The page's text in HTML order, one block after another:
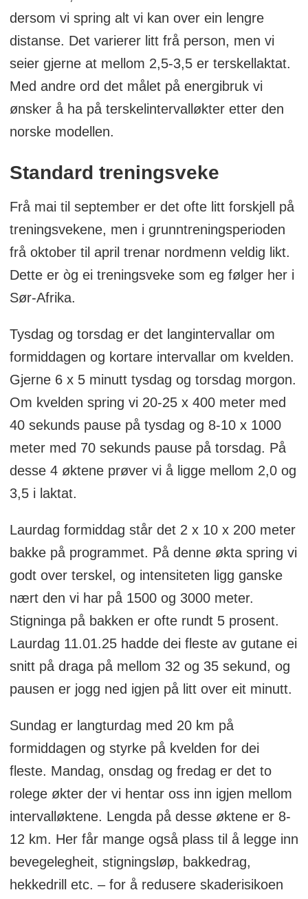
dersom vi spring alt vi kan over ein lengre
distanse. Det varierer litt frå person, men vi
seier gjerne at mellom 2,5-3,5 er terskellaktat.
Med andre ord det målet på energibruk vi
ønsker å ha på terskelintervalløkter etter den
norske modellen.
Standard treningsveke
Frå mai til september er det ofte litt forskjell på
treningsvekene, men i grunntreningsperioden
frå oktober til april trenar nordmenn veldig likt.
Dette er òg ei treningsveke som eg følger her i
Sør-Afrika.
Tysdag og torsdag er det langintervallar om
formiddagen og kortare intervallar om kvelden.
Gjerne 6 x 5 minutt tysdag og torsdag morgon.
Om kvelden spring vi 20-25 x 400 meter med
40 sekunds pause på tysdag og 8-10 x 1000
meter med 70 sekunds pause på torsdag. På
desse 4 øktene prøver vi å ligge mellom 2,0 og
3,5 i laktat.
Laurdag formiddag står det 2 x 10 x 200 meter
bakke på programmet. På denne økta spring vi
godt over terskel, og intensiteten ligg ganske
nært den vi har på 1500 og 3000 meter.
Stigninga på bakken er ofte rundt 5 prosent.
Laurdag 11.01.25 hadde dei fleste av gutane ei
snitt på draga på mellom 32 og 35 sekund, og
pausen er jogg ned igjen på litt over eit minutt.
Sundag er langturdag med 20 km på
formiddagen og styrke på kvelden for dei
fleste. Mandag, onsdag og fredag er det to
rolege økter der vi hentar oss inn igjen mellom
intervalløktene. Lengda på desse øktene er 8-
12 km. Her får mange også plass til å legge inn
bevegelegheit, stigningsløp, bakkedrag,
hekkedrill etc. – for å redusere skaderisikoen